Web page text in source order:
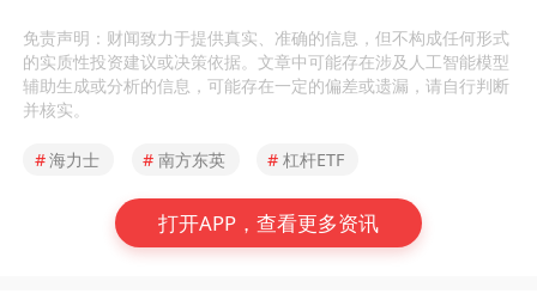
免责声明：财闻致力于提供真实、准确的信息，但不构成任何形式
的实质性投资建议或决策依据。文章中可能存在涉及人工智能模型
辅助生成或分析的信息，可能存在一定的偏差或遗漏，请自行判断
并核实。
#海力士 # 南方东英 # 杠杆ETF
打开APP，查看更多资讯